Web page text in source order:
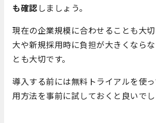
も確認しましょう。
現在の企業規模に合わせることも大
大や新規採用時に負担が大きくなら
とも大切です。
導入する前には無料トライアルを使
用方法を事前に試しておくと良いでし